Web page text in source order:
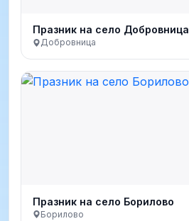
Празник на село Добровница
Добровница
Празник на село Борилово
Борилово